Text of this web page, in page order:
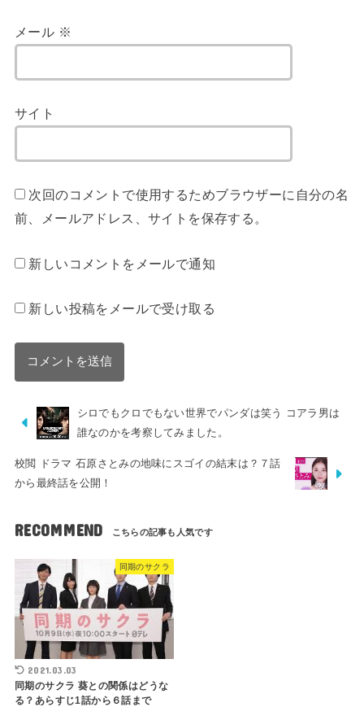
メール ※
サイト
次回のコメントで使用するためブラウザーに自分の名
前、メールアドレス、サイトを保存する。
新しいコメントをメールで通知
新しい投稿をメールで受け取る
シロでもクロでもない世界でパンダは笑う コアラ男は
誰なのかを考察してみました。
校閲 ドラマ 石原さとみの地味にスゴイの結末は？７話
から最終話を公開！
RECOMMEND
同期のサクラ
2021.03.03
同期のサクラ 葵との関係はどうな
る？あらすじ1話から６話まで